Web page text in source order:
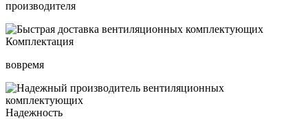
производителя
Комплектация
вовремя
Надежность